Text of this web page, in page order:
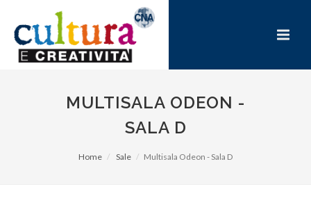
MULTISALA ODEON -
SALA D
Home Sale Multisala Odeon - Sala D